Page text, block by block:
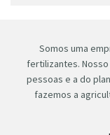
Somos uma
fertilizantes.
pessoas e a do
fazemos a